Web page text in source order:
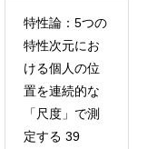
特性論：5つの
特性次元にお
ける個人の位
置を連続的な
「尺度」で測
定する 39